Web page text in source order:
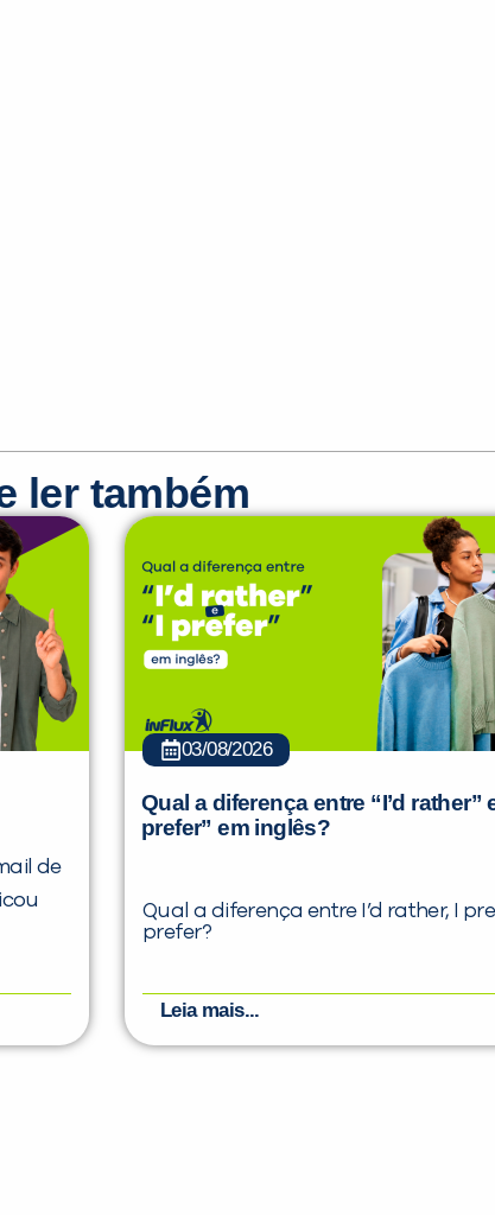
ler também
de
03/08/2026
Qual a diferença entre “I’d rather”
prefer” em inglês?
Qual a diferença entre I’d rather, I
prefer?
Leia mais...